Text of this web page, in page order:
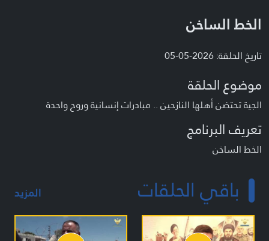
الخط الساخن
تاريخ الحلقة: 2026-05-05
موضوع الحلقة
الجية تحتضن أهلها النازحين .. مبادرات إنسانية وروح واحدة
تعريف البرنامج
الخط الساخن
باقي الحلقات المزيد